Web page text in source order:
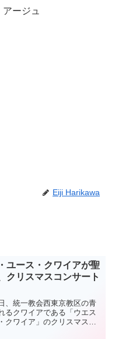
ージュ
Eiji Harikawa
ユース・クワイアが聖
クリスマスコンサート
、統一教会西東京教区の青
るクワイアである「ウエス
クワイア」のクリスマスコ